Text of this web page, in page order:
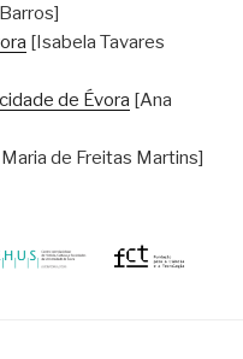
[Isabela Tavares
de Évora [Ana
de Freitas Martins]